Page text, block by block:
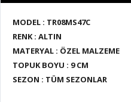
MODEL : TR08MS47C
RENK : ALTIN
MATERYAL : ÖZEL MALZEME
TOPUK BOYU : 9 CM
SEZON : TÜM SEZONLAR